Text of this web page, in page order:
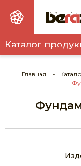
Каталог
ТОВАРНЫЙ БЕТОН И
ФУНДАМЕНТНЫЕ
ФУНДАМЕНТНЫЕ
СВАИ
Главная